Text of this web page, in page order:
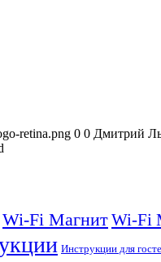
retina.png 0 0 Дмитрий
Wi-Fi МагнитWi-Fi
Инструкции для